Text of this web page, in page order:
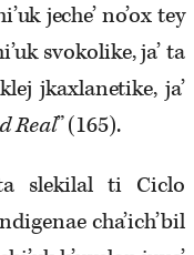
jeche’ no’ox tey
svokolike, ja’ ta
jkaxlanetike, ja’
Real” (165).
slekilal ti Ciclo
cha’ich’bil